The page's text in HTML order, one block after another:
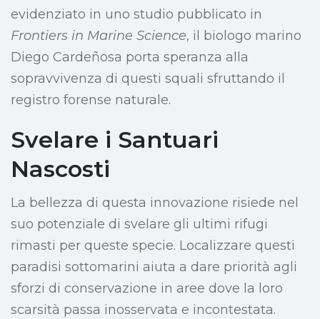
evidenziato in uno studio pubblicato in
Frontiers in Marine Science, il biologo marino
Diego Cardeñosa porta speranza alla
sopravvivenza di questi squali sfruttando il
registro forense naturale.
Svelare i Santuari
Nascosti
La bellezza di questa innovazione risiede nel
suo potenziale di svelare gli ultimi rifugi
rimasti per queste specie. Localizzare questi
paradisi sottomarini aiuta a dare priorità agli
sforzi di conservazione in aree dove la loro
scarsità passa inosservata e incontestata.